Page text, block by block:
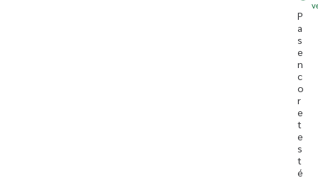
P
a
s
e
n
c
o
r
e
t
e
s
t
é